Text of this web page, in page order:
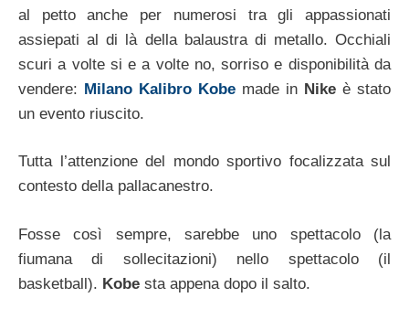
al petto anche per numerosi tra gli appassionati
assiepati al di là della balaustra di metallo. Occhiali
scuri a volte si e a volte no, sorriso e disponibilità da
vendere: Milano Kalibro Kobe made in Nike è stato
un evento riuscito.
Tutta l’attenzione del mondo sportivo focalizzata sul
contesto della pallacanestro.
Fosse così sempre, sarebbe uno spettacolo (la
fiumana di sollecitazioni) nello spettacolo (il
basketball). Kobe sta appena dopo il salto.